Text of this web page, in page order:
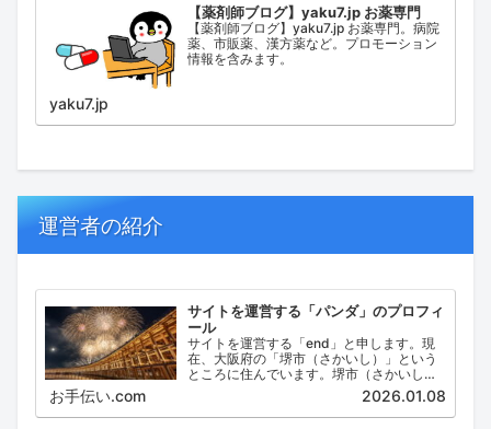
【薬剤師ブログ】yaku7.jp お薬専門
【薬剤師ブログ】yaku7.jp お薬専門。病院
薬、市販薬、漢方薬など。プロモーション
情報を含みます。
yaku7.jp
運営者の紹介
サイトを運営する「パンダ」のプロフィ
ール
サイトを運営する「end」と申します。現
在、大阪府の「堺市（さかいし）」という
ところに住んでいます。堺市（さかいし）
は、大阪府の泉北地域にある政令指定都市
で、府内では大阪市に次いで人口が多い都
市です。
お手伝い.com 2026.01.08